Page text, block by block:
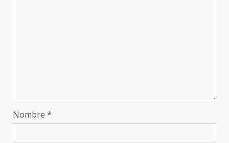
Nombre *